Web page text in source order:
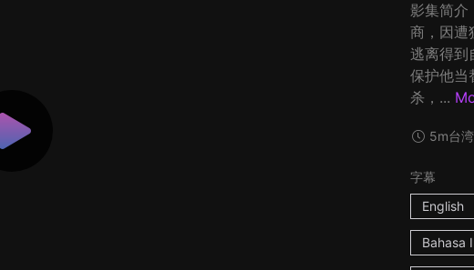
影集简介
商，因遭
逃离得到
保护他当
杀，...
5m台湾
字幕
English
Bahasa